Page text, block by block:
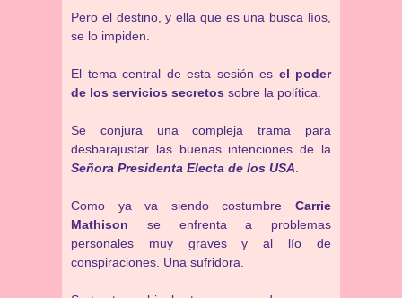
Pero el destino, y ella que es una busca líos,
se lo impiden.
El tema central de esta sesión es el poder
de los servicios secretos sobre la política.
Se conjura una compleja trama para
desbarajustar las buenas intenciones de la
Señora Presidenta Electa de los USA
Como ya va siendo costumbre Carrie
Mathison se enfrenta a problemas
personales muy graves y al lío de
conspiraciones. Una sufridora.